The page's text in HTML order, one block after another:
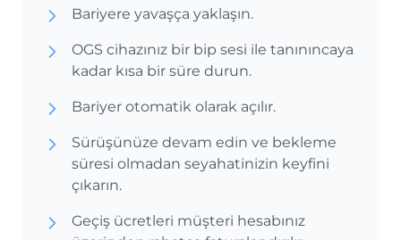
Bariyere yavaşça yaklaşın.
OGS cihazınız bir bip sesi ile tanınıncaya
kadar kısa bir süre durun.
Bariyer otomatik olarak açılır.
Sürüşünüze devam edin ve bekleme
süresi olmadan seyahatinizin keyfini
çıkarın.
Geçiş ücretleri müşteri hesabınız